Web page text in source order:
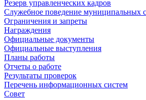
Резерв управленческих кадров
Служебное поведение муниципальных
Ограничения и запреты
Награждения
Официальные документы
Официальные выступления
Планы работы
Отчеты о работе
Результаты проверок
Перечень информационных систем
Совет